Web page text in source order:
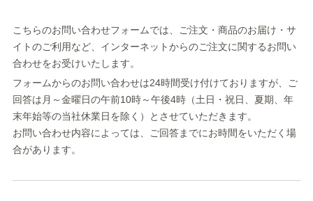
こちらのお問い合わせフォームでは、ご注文・商品のお届け・サ
イトのご利用など、インターネットからのご注文に関するお問い
合わせをお受けいたします。
フォームからのお問い合わせは24時間受け付けておりますが、ご
回答は月～金曜日の午前10時～午後4時（土日・祝日、夏期、年
末年始等の当社休業日を除く）とさせていただきます。
お問い合わせ内容によっては、ご回答までにお時間をいただく場
合があります。